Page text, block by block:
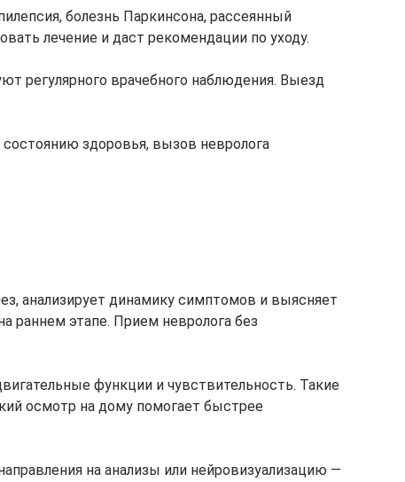
болезнь Паркинсона, рассеянный
лечение и даст рекомендации по уходу.
регулярного врачебного наблюдения. Выезд
здоровья, вызов невролога
анализирует динамику симптомов и выясняет
раннем этапе. Прием невролога без
функции и чувствительность. Такие
осмотр на дому помогает быстрее
на анализы или нейровизуализацию —